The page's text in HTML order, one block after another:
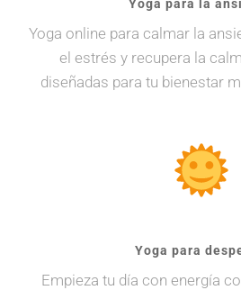
Yoga para la
Yoga online para calmar la
el estrés y recupera la
diseñadas para tu bienestar
Yoga para
Empieza tu día con energía